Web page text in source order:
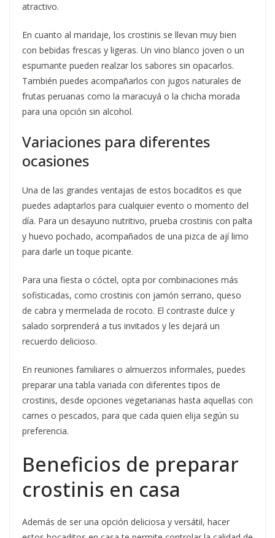
atractivo.
En cuanto al maridaje, los crostinis se llevan muy bien
con bebidas frescas y ligeras. Un vino blanco joven o un
espumante pueden realzar los sabores sin opacarlos.
También puedes acompañarlos con jugos naturales de
frutas peruanas como la maracuyá o la chicha morada
para una opción sin alcohol.
Variaciones para diferentes
ocasiones
Una de las grandes ventajas de estos bocaditos es que
puedes adaptarlos para cualquier evento o momento del
día. Para un desayuno nutritivo, prueba crostinis con palta
y huevo pochado, acompañados de una pizca de ají limo
para darle un toque picante.
Para una fiesta o cóctel, opta por combinaciones más
sofisticadas, como crostinis con jamón serrano, queso
de cabra y mermelada de rocoto. El contraste dulce y
salado sorprenderá a tus invitados y les dejará un
recuerdo delicioso.
En reuniones familiares o almuerzos informales, puedes
preparar una tabla variada con diferentes tipos de
crostinis, desde opciones vegetarianas hasta aquellas con
carnes o pescados, para que cada quien elija según su
preferencia.
Beneficios de preparar
crostinis en casa
Además de ser una opción deliciosa y versátil, hacer